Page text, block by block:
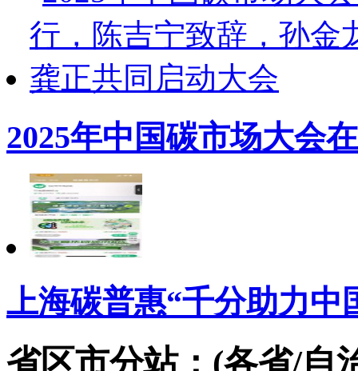
2025年中国碳市场大会
上海碳普惠“千分助力中
省区市分站：(各省/自